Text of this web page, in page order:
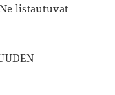
listautuvat